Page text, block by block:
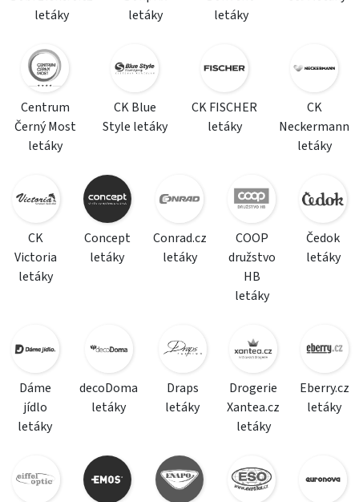
letáky
letáky
letáky
Centrum
Černý Most
letáky
CK Blue
Style letáky
CK FISCHER
letáky
CK
Neckermann
letáky
CK
Victoria
letáky
Concept
letáky
Conrad.cz
letáky
COOP
družstvo
HB
letáky
Čedok
letáky
Dáme
jídlo
letáky
decoDoma
letáky
Draps
letáky
Drogerie
Xantea.cz
letáky
Eberry.cz
letáky